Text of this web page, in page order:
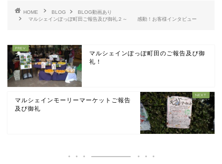
HOME BLOG
BLOG動画あり
マルシェインぽっぽ町田ご報告及び御礼２～ 感動！お客様インタビュー
マルシェインぽっぽ町田のご報告及び御
礼！
マルシェインモーリーマーケットご報告
及び御礼